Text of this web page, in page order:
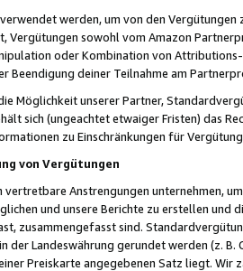
werden, um von den
Vergütungen sowohl vom Amazon
oder Kombination von
Beendigung deiner Teilnahme am
Möglichkeit unserer Partner,
sich (ungeachtet etwaiger Fristen) das
zu Einschränkungen für
von Vergütungen
Anstrengungen unternehmen,
und unsere Berichte zu erstellen und
zusammengefasst sind.
der Landeswährung gerundet werden (z.
Preiskarte angegebenen Satz liegt.